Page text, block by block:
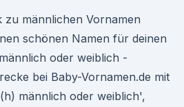
männlichen Vornamen
schönen Namen für deinen
oder weiblich -
bei Baby-Vornamen.de mit
männlich oder weiblich',